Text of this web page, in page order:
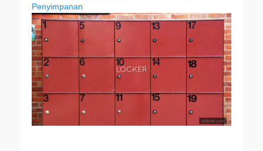
Penyimpanan